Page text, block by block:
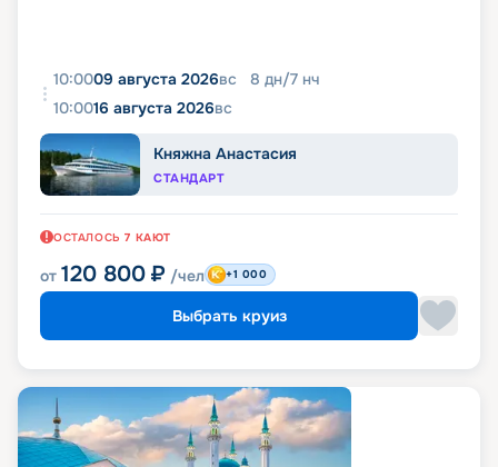
10:0009 августа 2026вс 8 дн/7 нч
10:0016 августа 2026вс
Княжна Анастасия
СТАНДАРТ
ОСТАЛОСЬ 7 КАЮТ
от 120 800 ₽ /чел +1 000
Выбрать круиз